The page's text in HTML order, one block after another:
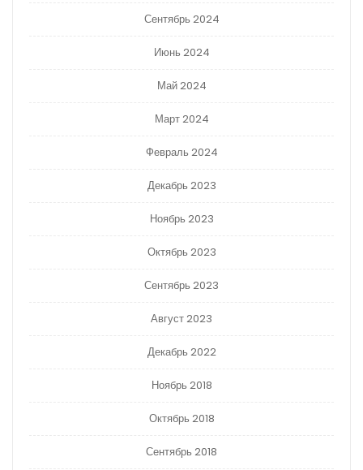
Сентябрь 2024
Июнь 2024
Май 2024
Март 2024
Февраль 2024
Декабрь 2023
Ноябрь 2023
Октябрь 2023
Сентябрь 2023
Август 2023
Декабрь 2022
Ноябрь 2018
Октябрь 2018
Сентябрь 2018